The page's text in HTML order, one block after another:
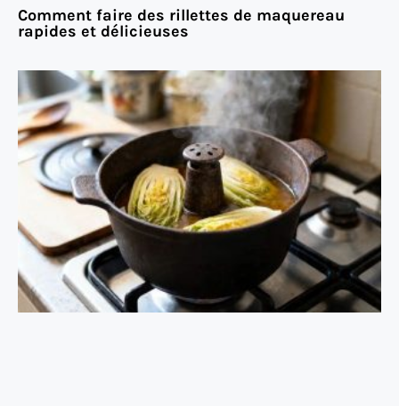
Comment faire des rillettes de maquereau
rapides et délicieuses